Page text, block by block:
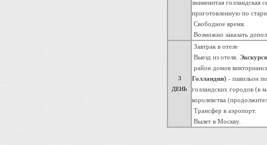
знаменитая голландская
приготовленную по
Свободное время.
Возможно заказать
3
ДЕНЬ
Завтрак в отеле
Выезд из отеля.
район домов
Голландия) - павильон
голландских городов (в
королевства
Трансфер в аэропорт.
Вылет в Москву.